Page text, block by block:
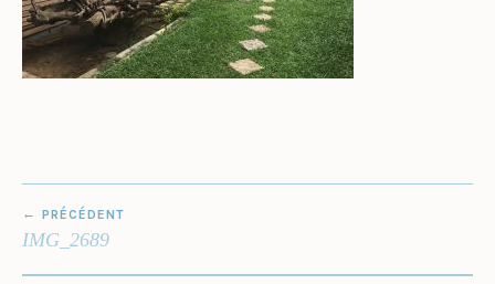
NAVIGATION
DE
L’ARTICLE
PRÉCÉDENT
IMG_2689